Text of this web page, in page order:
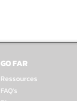
GO FAR
Ressources
FAQ's